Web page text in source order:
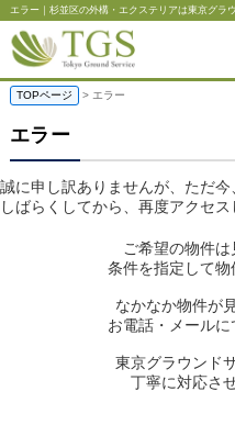
エラー｜杉並区の外構・エクステリアは東京グラ
TOPページ > エラー
エラー
誠に申し訳ありませんが、ただ今
しばらくしてから、再度アクセス
ご希望の物件
条件を指定して物
なかなか物件が
お電話・メールに
東京グラウンド
丁寧に対応さ